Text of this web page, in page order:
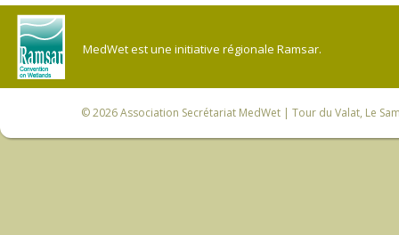
MedWet est une initiative régionale Ramsar.
© 2026Association Secrétariat MedWet | Tour du Valat, Le